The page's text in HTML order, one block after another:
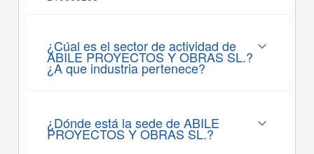
¿Cúal es el sector de actividad de
ABILE PROYECTOS Y OBRAS SL.?
¿A que industria pertenece?
¿Dónde está la sede de ABILE
PROYECTOS Y OBRAS SL.?